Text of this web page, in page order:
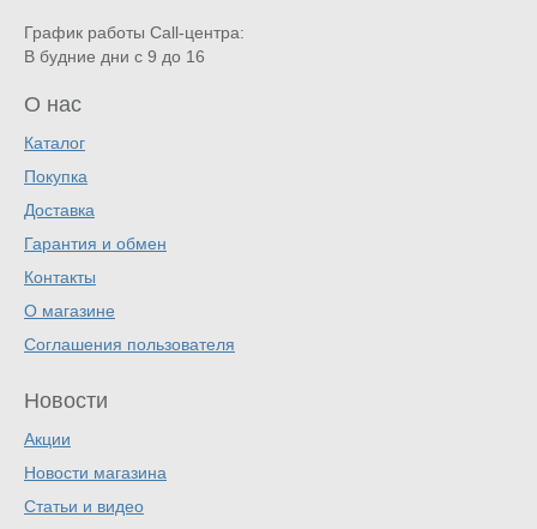
График работы Call-центра:
В будние дни с 9 до 16
О нас
Каталог
Покупка
Доставка
Гарантия и обмен
Контакты
О магазине
Соглашения пользователя
Новости
Акции
Новости магазина
Статьи и видео